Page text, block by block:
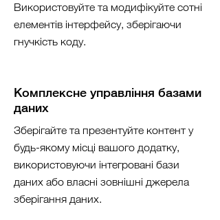
Використовуйте та модифікуйте сотні
елементів інтерфейсу, зберігаючи
гнучкість коду.
Зберігайте та презентуйте контент у
будь-якому місці вашого додатку,
використовуючи інтегровані бази
даних або власні зовнішні джерела
зберігання даних.
Комплексне управління базами
даних